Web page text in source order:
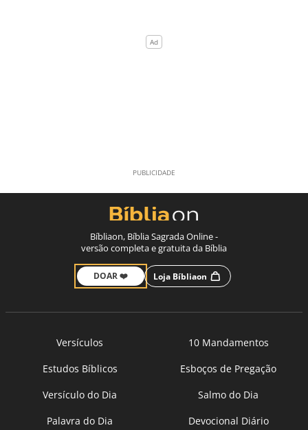
Bíbliaon, Bíblia Sagrada Online -
versão completa e gratuita da Bíblia
DOAR ❤️ Loja Bíbliaon
Versículos
10 Mandamentos
Estudos Bíblicos
Esboços de Pregação
Versículo do Dia
Salmo do Dia
Palavra do Dia
Devocional Diário